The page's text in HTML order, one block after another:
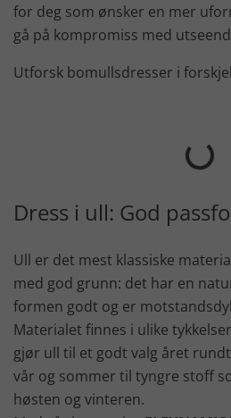
for deg som ønsker en mer
gå på kompromiss med
Utforsk bomullsdresser i
Dress i ull: God
Ull er det mest klassiske
med god grunn: det har en
formen godt og er
Materialet finnes i ulike
gjør ull til et godt valg året
vår og sommer til tyngre stoff
høsten og vinteren.